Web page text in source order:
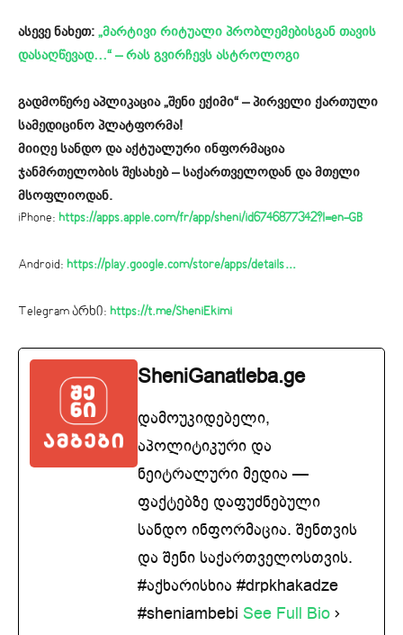
ასევე ნახეთ: „მარტივი რიტუალი პრობლემებისგან თავის
დასაღწევად…“ – რას გვირჩევს ასტროლოგი
გადმოწერე აპლიკაცია „შენი ექიმი“ – პირველი ქართული
სამედიცინო პლატფორმა!
მიიღე სანდო და აქტუალური ინფორმაცია
ჯანმრთელობის შესახებ – საქართველოდან და მთელი
მსოფლიოდან.
iPhone: https://apps.apple.com/fr/app/sheni/id6746877342?l=en-GB
Android: https://play.google.com/store/apps/details…
Telegram არხი: https://t.me/SheniEkimi
SheniGanatleba.ge
დამოუკიდებელი,
აპოლიტიკური და
ნეიტრალური მედია —
ფაქტებზე დაფუძნებული
სანდო ინფორმაცია. შენთვის
და შენი საქართველოსთვის.
#აქხარისხია #drpkhakadze
#sheniambebi See Full Bio